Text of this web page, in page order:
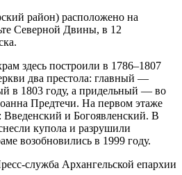
район) расположено на
Северной Двины, в 12
здесь построили в 1786–1807
два престола: главный —
в 1803 году, а придельный — во
Предтечи. На первом этаже
Введенский и Богоявленский. В
купола и разрушили
возобновились в 1999 году.
служба Архангельской епархии